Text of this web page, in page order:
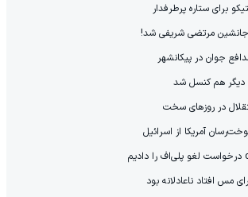
برای ستاره پرطرفدار
جوان در پیکانشهر
دیگر هم کنسل شد
در روزهای سخت
آمریکا از اسرائیل
مس افتاد ناعادلانه بود